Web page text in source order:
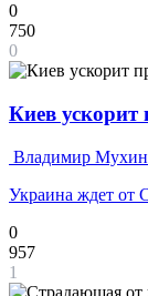
0
750
0
Киев ускорит
Владимир Мухин
Украина ждет от
0
957
1